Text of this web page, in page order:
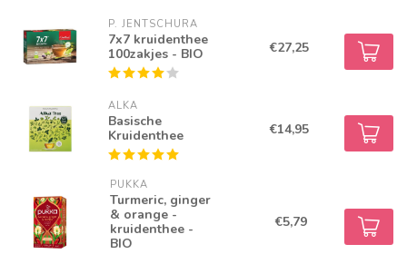
P. JENTSCHURA
7x7 kruidenthee
100zakjes - BIO
€27,25
ALKA
Basische
Kruidenthee
€14,95
PUKKA
Turmeric, ginger
& orange -
kruidenthee -
BIO
€5,79